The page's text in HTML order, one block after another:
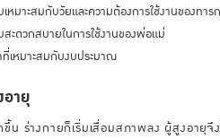
เหมาะสมกับวัยและความต้องการใช้งานของทารก
สะดวกสบายในการใช้งานของพ่อแม่
ที่เหมาะสมกับงบประมาณ
ายุ
ขึ้น ร่างกายก็เริ่มเสื่อมสภาพลง ผู้สูงอายุ